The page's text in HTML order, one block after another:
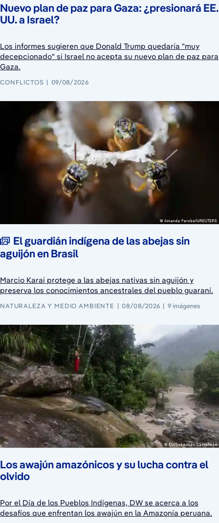
Nuevo plan de paz para Gaza: ¿presionará EE.
UU. a Israel?
Los informes sugieren que Donald Trump quedaría "muy
decepcionado" si Israel no acepta su nuevo plan de paz para
Gaza.
CONFLICTOS 09/08/2026
El guardián indígena de las abejas sin
aguijón en Brasil
Marcio Karai protege a las abejas nativas sin aguijón y
preserva los conocimientos ancestrales del pueblo guaraní.
NATURALEZA Y MEDIO AMBIENTE 08/08/2026 9 imágenes
Los awajún amazónicos y su lucha contra el
olvido
Por el Día de los Pueblos Indígenas, DW se acerca a los
desafíos que enfrentan los awajún en la Amazonía peruana.